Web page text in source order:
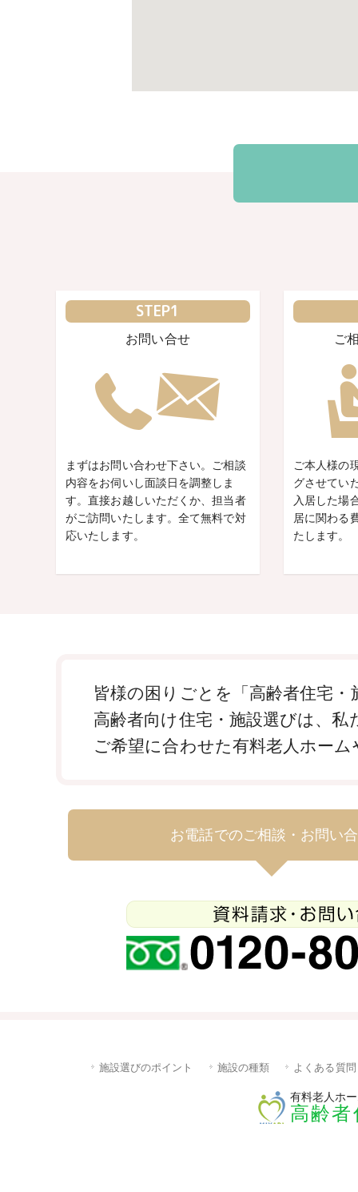
STEP1
お問い合せ
まずはお問い合わせ下さい。ご相談
内容をお伺いし面談日を調整しま
す。直接お越しいただくか、担当者
がご訪問いたします。全て無料で対
応いたします。
ご
ご本人様の
グさせてい
入居した場
居に関わる
たします。
皆様の困りごとを「高齢者住宅
高齢者向け住宅・施設選びは、
ご希望に合わせた有料老人ホー
お電話でのご相談・お問い
施設選びのポイント 施設の種類 よくある質問
有料老人ホ
高齢